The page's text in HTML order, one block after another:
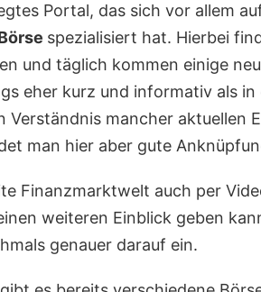
Portal, das sich vor allem
spezialisiert hat. Hierbei
und täglich kommen einige
eher kurz und informativ als in
Verständnis mancher aktuellen
man hier aber gute
Finanzmarktwelt auch per
weiteren Einblick geben
genauer darauf ein.